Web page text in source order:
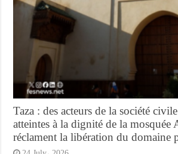
Taza : des acteurs de la société
atteintes à la dignité de la mosquée
réclament la libération du domaine